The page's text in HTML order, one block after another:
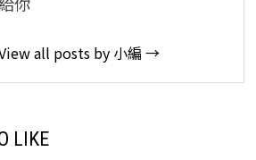
all posts by 小編 →
LIKE